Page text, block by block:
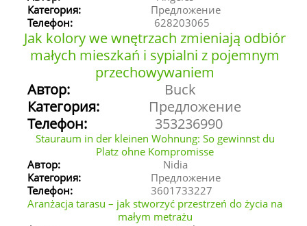
Категория:
Предложение
Телефон:
628203065
Jak kolory we wnętrzach zmieniają odbiór
małych mieszkań i sypialni z pojemnym
przechowywaniem
Автор:
Buck
Категория:
Предложение
Телефон:
353236990
Stauraum in der kleinen Wohnung: So gewinnst du
Platz ohne Kompromisse
Автор:
Nidia
Категория:
Предложение
Телефон:
3601733227
Aranżacja tarasu – jak stworzyć przestrzeń do życia na
małym metrażu